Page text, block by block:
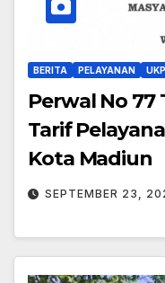
BERITA PELAYANAN UKP
Perwal No
Tarif
Kota Madiun
SEPTEMBER 23,